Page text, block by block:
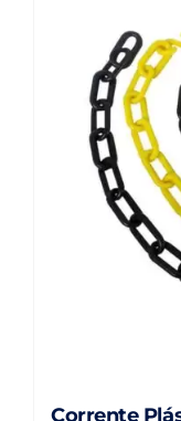
Corrente